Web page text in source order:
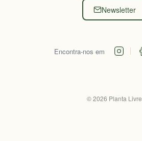
Newsletter
Encontra-nos em
©2026 Planta Livre